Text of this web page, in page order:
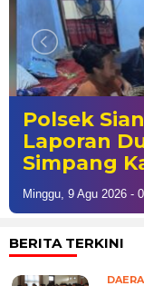
Polsek
Laporan
Simpang
Minggu, 9 Agu 2026 -
BERITA TERKINI